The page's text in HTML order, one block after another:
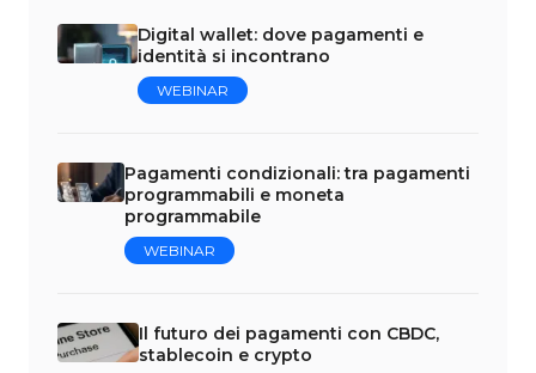
Digital wallet: dove pagamenti e
identità si incontrano
WEBINAR
Pagamenti condizionali: tra pagamenti
programmabili e moneta
programmabile
WEBINAR
Il futuro dei pagamenti con CBDC,
stablecoin e crypto